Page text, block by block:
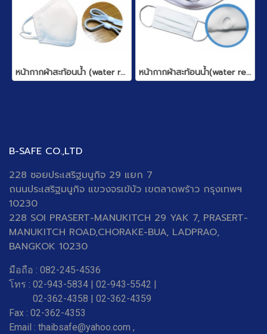
หน้ากากผ้าสะท้อนน้ำ (water repellent) หน้ากากผ้าสะท้อนน้ำ(water repellent)
B-SAFE CO.,LTD
228 ซอยประเสริฐมนูกิจ 29 แยก 7
ถนนประเสริฐมนูกิจ แขวงจรเข้บัว เขตลาดพร้าว กรุงเทพฯ
10230
228 SOI PRASERT-MANUKITCH 29 YAK 7, PRASERT-
MANUKITCH ROAD,CHORAKE-BUA, LADPRAO,
BANGKOK 10230
มือถือ : 082-245-4536
โทร : 02-943-5834 | 02-943-5542 |
02-362-4358 | 02-362-4359
Fax : 02-362-4353
Email : thaibsafe@yahoo.com ,